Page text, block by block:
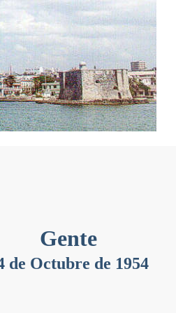
Gente
de Octubre de 1954